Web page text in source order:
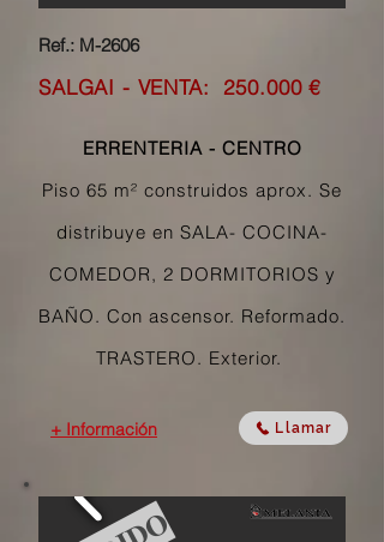
Ref.: M-2606
SALGAI - VENTA: 250.000 €
ERRENTERIA - CENTRO
Piso 65 m² construidos aprox. Se
distribuye en SALA- COCINA-
COMEDOR, 2 DORMITORIOS y
BAÑO. Con ascensor. Reformado.
TRASTERO. Exterior.
+ Información Llamar